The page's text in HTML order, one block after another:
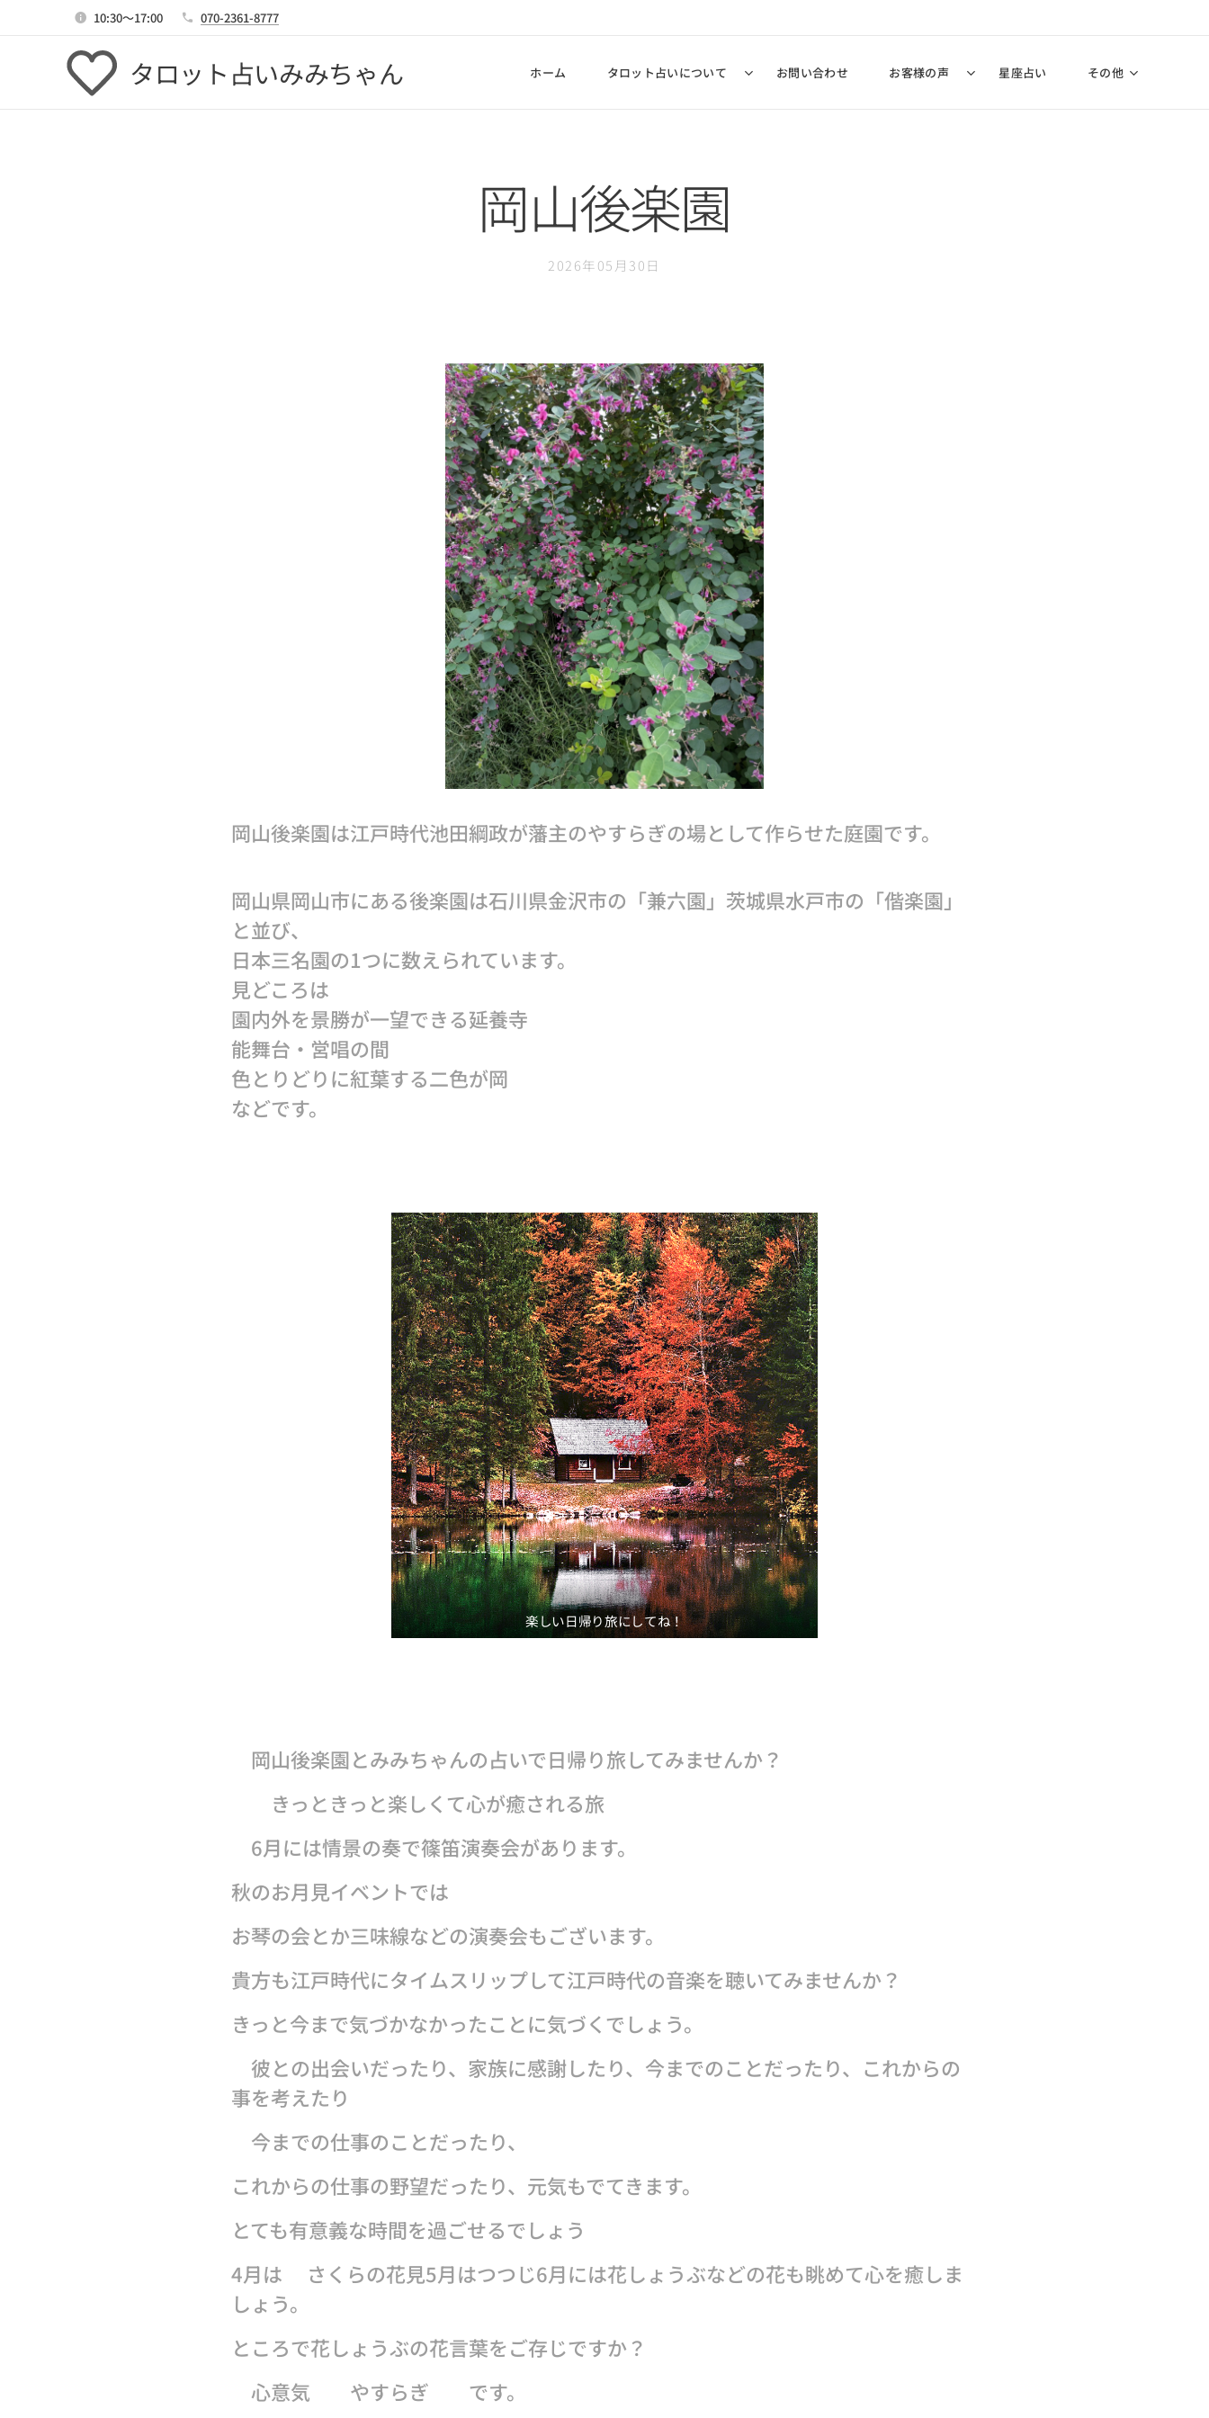
10:30～17:00 070-2361-8777
タロット占いみみちゃん ホーム タロット占いについて お問い合わせ お客様の声 星座占い その他
岡山後楽園
2026年05月30日
岡山後楽園は江戸時代池田綱政が藩主のやすらぎの場として作らせた庭園です。
岡山県岡山市にある後楽園は石川県金沢市の「兼六園」茨城県水戸市の「偕楽園」
と並び、
日本三名園の1つに数えられています。
見どころは
園内外を景勝が一望できる延養寺
能舞台・営唱の間
色とりどりに紅葉する二色が岡
などです。
楽しい日帰り旅にしてね！
岡山後楽園とみみちゃんの占いで日帰り旅してみませんか？
きっときっと楽しくて心が癒される旅
6月には情景の奏で篠笛演奏会があります。
秋のお月見イベントでは
お琴の会とか三味線などの演奏会もございます。
貴方も江戸時代にタイムスリップして江戸時代の音楽を聴いてみませんか？
きっと今まで気づかなかったことに気づくでしょう。
彼との出会いだったり、家族に感謝したり、今までのことだったり、これからの
事を考えたり
今までの仕事のことだったり、
これからの仕事の野望だったり、元気もでてきます。
とても有意義な時間を過ごせるでしょう
4月は🌸さくらの花見5月はつつじ6月には花しょうぶなどの花も眺めて心を癒しま
しょう。
ところで花しょうぶの花言葉をご存じですか？
心意気 やすらぎ です。